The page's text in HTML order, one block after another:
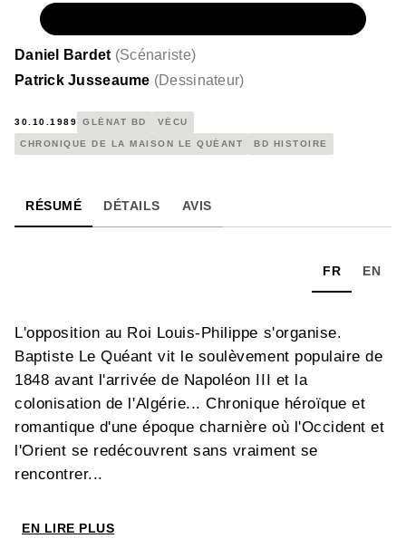
Daniel Bardet (Scénariste)
Patrick Jusseaume (Dessinateur)
30.10.1989 GLÉNAT BD VÉCU
CHRONIQUE DE LA MAISON LE QUÉANT BD HISTOIRE
RÉSUMÉ DÉTAILS AVIS
FR EN
L'opposition au Roi Louis-Philippe s'organise.
Baptiste Le Quéant vit le soulèvement populaire de
1848 avant l'arrivée de Napoléon III et la
colonisation de l'Algérie... Chronique héroïque et
romantique d'une époque charnière où l'Occident et
l'Orient se redécouvrent sans vraiment se
rencontrer...
EN LIRE PLUS